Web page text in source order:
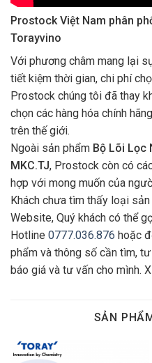
Prostock Việt Nam phân
Torayvino
Với phương châm mang lại
tiết kiệm thời gian, chi phí
Prostock chúng tôi đã thay
chọn các hàng hóa chính
trên thế giới.
Ngoài sản phẩm Bộ Lõi Lọc
MKC.TJ, Prostock còn có
hợp với mong muốn của
Khách chưa tìm thấy loại
Website, Quý khách có thể
Hotline 0777.036.876 hoặc
phẩm và thông số cần tìm,
báo giá và tư vấn cho mình.
SẢN